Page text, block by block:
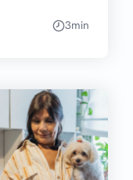
3min